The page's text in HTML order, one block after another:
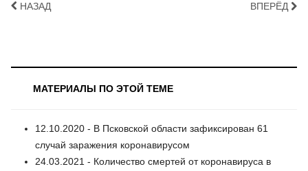
НАЗАД ВПЕРЁД
МАТЕРИАЛЫ ПО ЭТОЙ ТЕМЕ
12.10.2020 - В Псковской области зафиксирован 61
случай заражения коронавирусом
24.03.2021 - Количество смертей от коронавируса в